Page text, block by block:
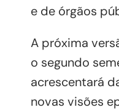
e de órgãos
A próxima
o segundo
acrescentará
novas visões